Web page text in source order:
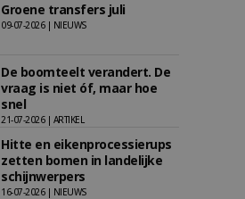
Groene transfers juli
09-07-2026 | NIEUWS
De boomteelt verandert. De
vraag is niet óf, maar hoe
snel
21-07-2026 | ARTIKEL
Hitte en eikenprocessierups
zetten bomen in landelijke
schijnwerpers
16-07-2026 | NIEUWS